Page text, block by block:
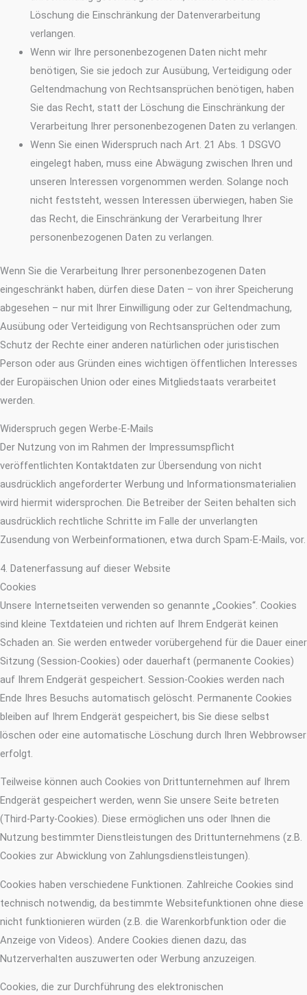
Löschung die Einschränkung der Datenverarbeitung
verlangen.
Wenn wir Ihre personenbezogenen Daten nicht mehr
benötigen, Sie sie jedoch zur Ausübung, Verteidigung oder
Geltendmachung von Rechtsansprüchen benötigen, haben
Sie das Recht, statt der Löschung die Einschränkung der
Verarbeitung Ihrer personenbezogenen Daten zu verlangen.
Wenn Sie einen Widerspruch nach Art. 21 Abs. 1 DSGVO
eingelegt haben, muss eine Abwägung zwischen Ihren und
unseren Interessen vorgenommen werden. Solange noch
nicht feststeht, wessen Interessen überwiegen, haben Sie
das Recht, die Einschränkung der Verarbeitung Ihrer
personenbezogenen Daten zu verlangen.
Wenn Sie die Verarbeitung Ihrer personenbezogenen Daten
eingeschränkt haben, dürfen diese Daten – von ihrer Speicherung
abgesehen – nur mit Ihrer Einwilligung oder zur Geltendmachung,
Ausübung oder Verteidigung von Rechtsansprüchen oder zum
Schutz der Rechte einer anderen natürlichen oder juristischen
Person oder aus Gründen eines wichtigen öffentlichen Interesses
der Europäischen Union oder eines Mitgliedstaats verarbeitet
werden.
Widerspruch gegen Werbe-E-Mails
Der Nutzung von im Rahmen der Impressumspflicht
veröffentlichten Kontaktdaten zur Übersendung von nicht
ausdrücklich angeforderter Werbung und Informationsmaterialien
wird hiermit widersprochen. Die Betreiber der Seiten behalten sich
ausdrücklich rechtliche Schritte im Falle der unverlangten
Zusendung von Werbeinformationen, etwa durch Spam-E-Mails, vor.
4. Datenerfassung auf dieser Website
Cookies
Unsere Internetseiten verwenden so genannte „Cookies“. Cookies
sind kleine Textdateien und richten auf Ihrem Endgerät keinen
Schaden an. Sie werden entweder vorübergehend für die Dauer einer
Sitzung (Session-Cookies) oder dauerhaft (permanente Cookies)
auf Ihrem Endgerät gespeichert. Session-Cookies werden nach
Ende Ihres Besuchs automatisch gelöscht. Permanente Cookies
bleiben auf Ihrem Endgerät gespeichert, bis Sie diese selbst
löschen oder eine automatische Löschung durch Ihren Webbrowser
erfolgt.
Teilweise können auch Cookies von Drittunternehmen auf Ihrem
Endgerät gespeichert werden, wenn Sie unsere Seite betreten
(Third-Party-Cookies). Diese ermöglichen uns oder Ihnen die
Nutzung bestimmter Dienstleistungen des Drittunternehmens (z.B.
Cookies zur Abwicklung von Zahlungsdienstleistungen).
Cookies haben verschiedene Funktionen. Zahlreiche Cookies sind
technisch notwendig, da bestimmte Websitefunktionen ohne diese
nicht funktionieren würden (z.B. die Warenkorbfunktion oder die
Anzeige von Videos). Andere Cookies dienen dazu, das
Nutzerverhalten auszuwerten oder Werbung anzuzeigen.
Cookies, die zur Durchführung des elektronischen